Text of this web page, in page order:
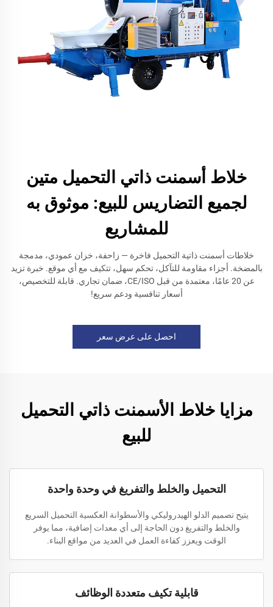
خلاط أسمنت ذاتي التحميل متين
لجميع التضاريس للبيع: موثوق به
للمشاريع
خلاطات أسمنت ذاتية التحميل فاخرة — زاحفة، خزان عمودي، مدمجة
بالمضخة. أجزاء مقاومة للتآكل، تحكم سهل، تتكيف مع أي موقع. خبرة تزيد
عن 20 عامًا، معتمدة من قبل CE/ISO، ضمان تجاري. قابلة للتخصيص،
أسعار تنافسية ودعم سريع!
احصل على عرض سعر
مزايا خلاط الأسمنت ذاتي التحميل
للبيع
التحميل والخلط والتفريغ في وحدة واحدة
يتيح تصميم الدلو الهيدروليكي والأسطوانة العكسية التحميل السريع
والخلط والتفريغ دون الحاجة إلى أي معدات إضافية، مما يوفر
الوقت ويعزز كفاءة العمل في العديد من مواقع البناء.
قابلية تكيف متعددة الوظائف